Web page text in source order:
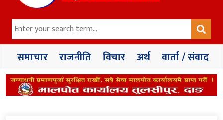
समाचार राजनीति विचार अर्थ वार्ता / संवाद